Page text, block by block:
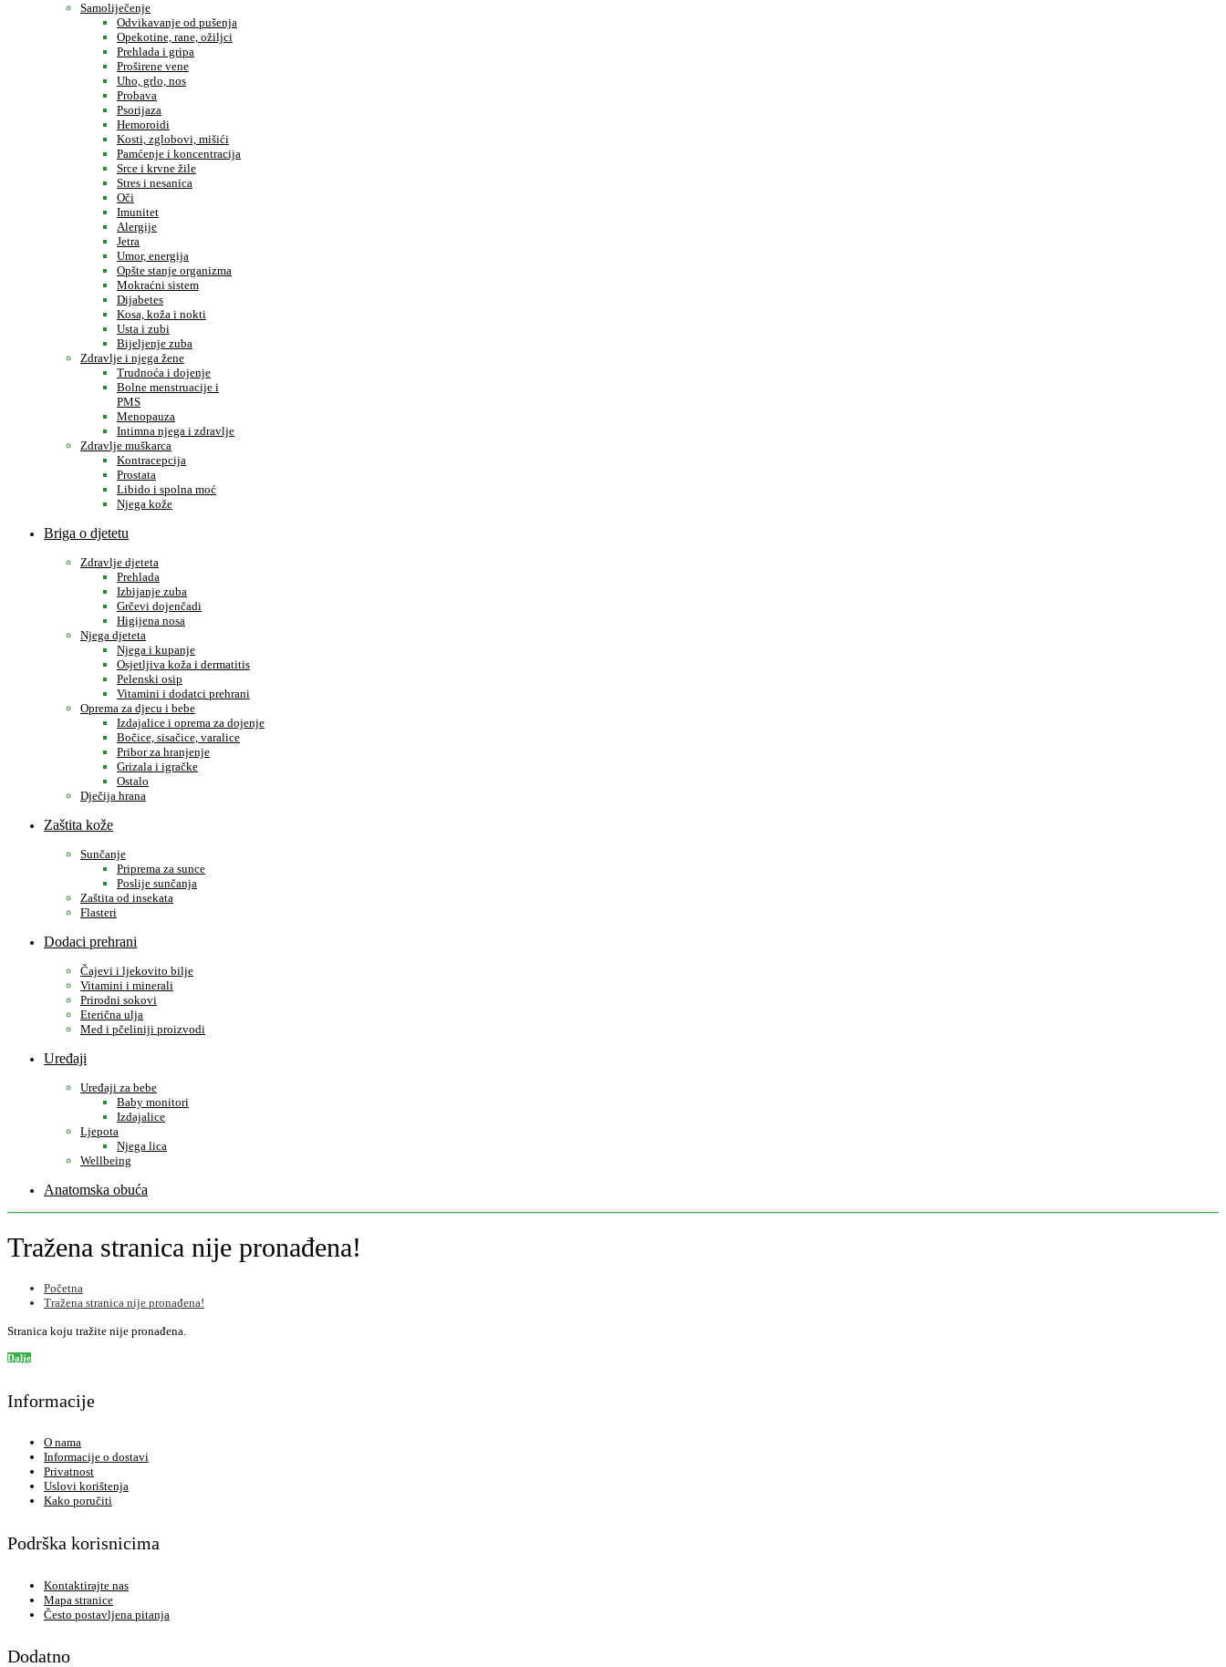
Samoliječenje
Odvikavanje od pušenja
Opekotine, rane, ožiljci
Prehlada i gripa
Proširene vene
Uho, grlo, nos
Probava
Psorijaza
Hemoroidi
Kosti, zglobovi, mišići
Pamćenje i koncentracija
Srce i krvne žile
Stres i nesanica
Oči
Imunitet
Alergije
Jetra
Umor, energija
Opšte stanje organizma
Mokraćni sistem
Dijabetes
Kosa, koža i nokti
Usta i zubi
Bijeljenje zuba
Zdravlje i njega žene
Trudnoća i dojenje
Bolne menstruacije i
PMS
Menopauza
Intimna njega i zdravlje
Zdravlje muškarca
Kontracepcija
Prostata
Libido i spolna moć
Njega kože
Briga o djetetu
Zdravlje djeteta
Prehlada
Izbijanje zuba
Grčevi dojenčadi
Higijena nosa
Njega djeteta
Njega i kupanje
Osjetljiva koža i dermatitis
Pelenski osip
Vitamini i dodatci prehrani
Oprema za djecu i bebe
Izdajalice i oprema za dojenje
Bočice, sisačice, varalice
Pribor za hranjenje
Grizala i igračke
Ostalo
Dječija hrana
Zaštita kože
Sunčanje
Priprema za sunce
Poslije sunčanja
Zaštita od insekata
Flasteri
Dodaci prehrani
Čajevi i ljekovito bilje
Vitamini i minerali
Prirodni sokovi
Eterična ulja
Med i pčeliniji proizvodi
Uređaji
Uređaji za bebe
Baby monitori
Izdajalice
Ljepota
Njega lica
Wellbeing
Anatomska obuća
Tražena stranica nije pronađena!
Početna
Tražena stranica nije pronađena!
Stranica koju tražite nije pronađena.
Dalje
Informacije
O nama
Informacije o dostavi
Privatnost
Uslovi korištenja
Kako poručiti
Podrška korisnicima
Kontaktirajte nas
Mapa stranice
Često postavljena pitanja
Dodatno